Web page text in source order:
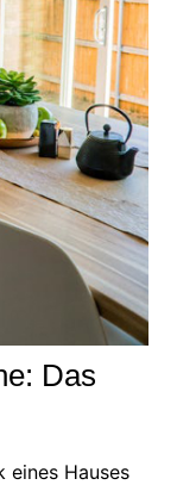
Das
eines Hauses